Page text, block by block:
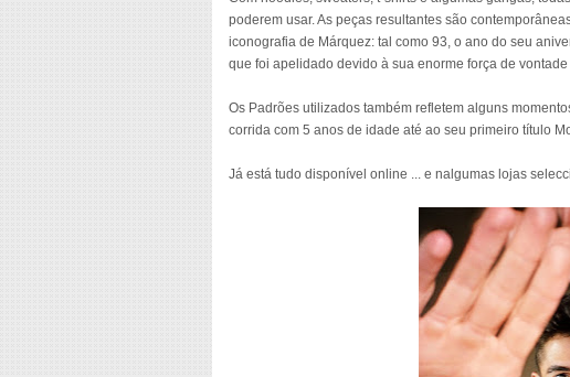
poderem usar. As peças resultantes são
iconografia de Márquez: tal como 93, o ano do seu
que foi apelidado devido à sua enorme força de
Os Padrões utilizados também refletem alguns
corrida com 5 anos de idade até ao seu primeiro título
Já está tudo disponível online ... e nalgumas lojas